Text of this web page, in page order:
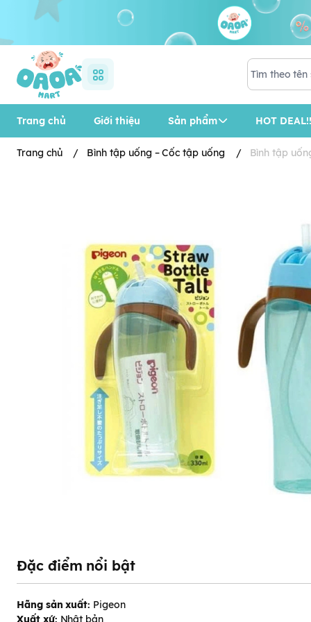
Trang chủ Giới thiệu Sản phẩm HOT
Trang chủ / Bình tập uống – Cốc tập uống / Bình tập
Đặc điểm nổi bật
Hãng sản xuất: Pigeon